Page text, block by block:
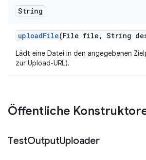
String
uploadFile(File file , String
Lädt eine Datei in den angegebenen
zur Upload-URL).
Öffentliche
TestOutputUploader